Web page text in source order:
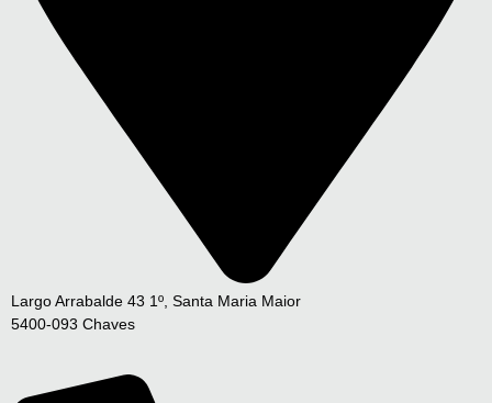
Largo Arrabalde 43 1º, Santa Maria Maior
5400-093 Chaves